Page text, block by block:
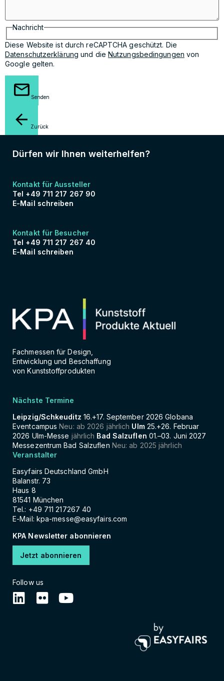
Nachricht
Diese Website ist durch reCAPTCHA geschützt. Die
Datenschutzerklärung und die Nutzungsbedingungen von
Google gelten.
Senden
Zurück
Dürfen wir Ihnen weiterhelfen?
Kontakt für Aussteller
Tel +49 711 217 267 90
E-Mail schreiben
Kontakt für Besucher
Tel +49 711 217 267 40
E-Mail schreiben
Fachmessen für Design,
Entwicklung und Beschaffung
von Kunststoffprodukten
Nächste Termine
Leipzig/Schkeuditz 16.+17. September 2026 Globana
EventcampusNeu: ab 2026 jährlich Ulm25.+26. Februar
2026 Ulm-Messe jährlich Bad Salzuflen 01.–03. Juni 2027
Messezentrum Bad Salzuflen Neu: ab 2025 jährlich
Veranstalter
Easyfairs Deutschland GmbH
Balanstr. 73
Haus 8
81541 München
Tel.: +49 711 217267 40
E-Mail: kpa-messe@easyfairs.com
KPA Newsletter abonnieren
Jetzt abonnieren
Follow us